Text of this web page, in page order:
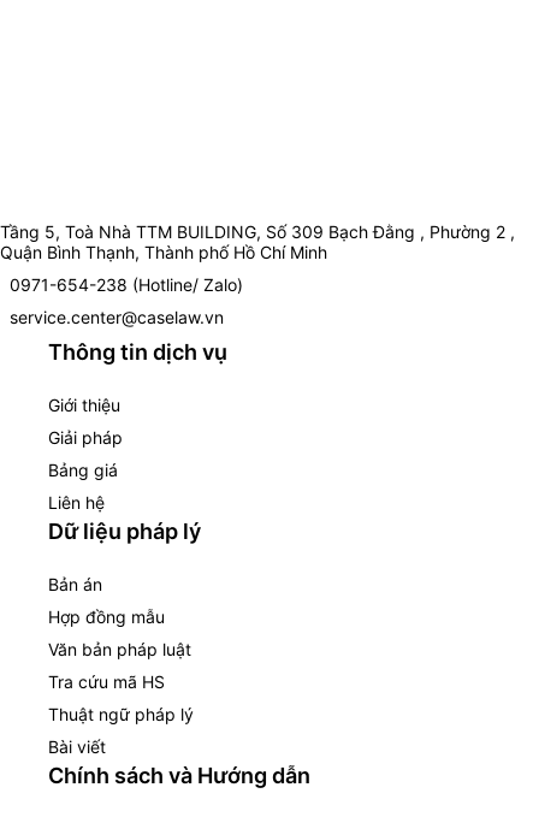
Tầng 5, Toà Nhà TTM BUILDING, Số 309 Bạch Đằng , Phường 2 ,
Quận Bình Thạnh, Thành phố Hồ Chí Minh
0971-654-238 (Hotline/ Zalo)
service.center@caselaw.vn
Thông tin dịch vụ
Giới thiệu
Giải pháp
Bảng giá
Liên hệ
Dữ liệu pháp lý
Bản án
Hợp đồng mẫu
Văn bản pháp luật
Tra cứu mã HS
Thuật ngữ pháp lý
Bài viết
Chính sách và Hướng dẫn